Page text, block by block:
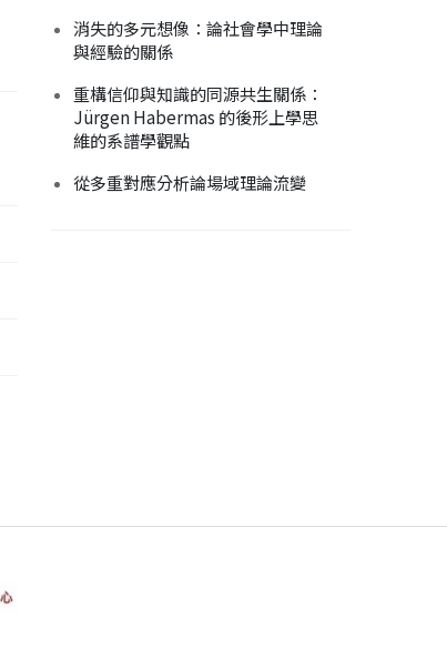
消失的多元想像：論社會學中理論
與經驗的關係
重構信仰與知識的同源共生關係：
Jürgen Habermas 的後形上學思
維的系譜學觀點
從多重對應分析論場域理論流變